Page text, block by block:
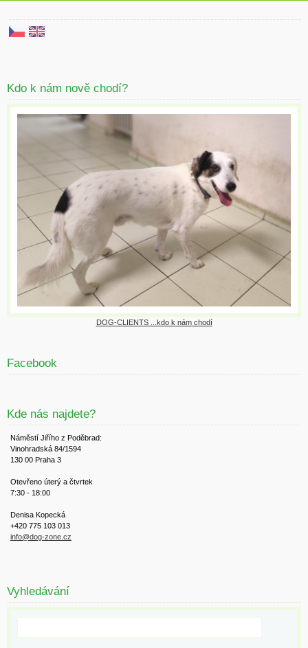
Kdo k nám nově chodí?
DOG-CLIENTS ...kdo k nám chodí
Facebook
Kde nás najdete?
Náměstí Jiřího z Poděbrad:
Vinohradská 84/1594
130 00 Praha 3
Otevřeno úterý a čtvrtek
7:30 - 18:00
Denisa Kopecká
+420 775 103 013
info@dog-zone.cz
Vyhledávání